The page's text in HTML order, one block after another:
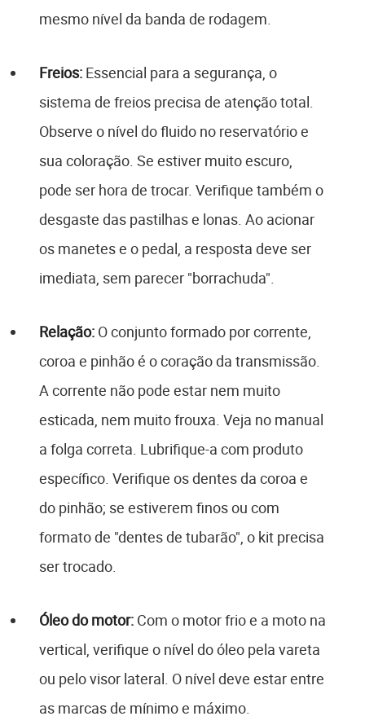
mesmo nível da banda de rodagem.
Freios: Essencial para a segurança, o
sistema de freios precisa de atenção total.
Observe o nível do fluido no reservatório e
sua coloração. Se estiver muito escuro,
pode ser hora de trocar. Verifique também o
desgaste das pastilhas e lonas. Ao acionar
os manetes e o pedal, a resposta deve ser
imediata, sem parecer "borrachuda".
Relação: O conjunto formado por corrente,
coroa e pinhão é o coração da transmissão.
A corrente não pode estar nem muito
esticada, nem muito frouxa. Veja no manual
a folga correta. Lubrifique-a com produto
específico. Verifique os dentes da coroa e
do pinhão; se estiverem finos ou com
formato de "dentes de tubarão", o kit precisa
ser trocado.
Óleo do motor: Com o motor frio e a moto na
vertical, verifique o nível do óleo pela vareta
ou pelo visor lateral. O nível deve estar entre
as marcas de mínimo e máximo.